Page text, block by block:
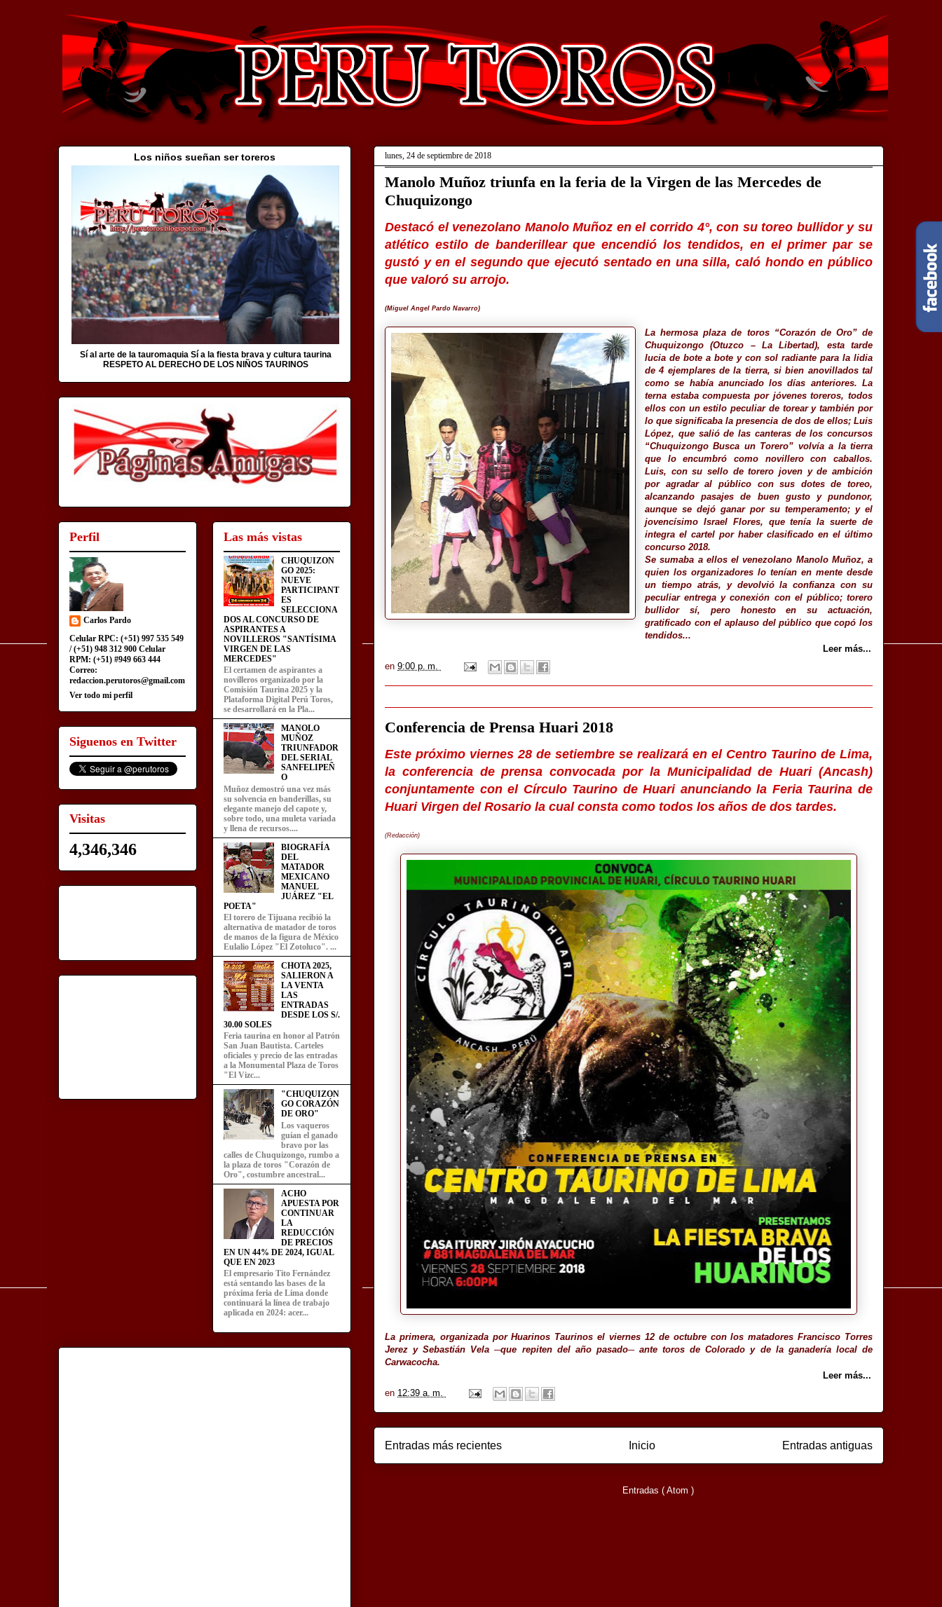
lunes, 24 de septiembre de 2018
Manolo Muñoz triunfa en la feria de la Virgen de las Mercedes de
Chuquizongo
Destacó el venezolano Manolo Muñoz en el corrido 4°, con su toreo bullidor y su
atlético estilo de banderillear que encendió los tendidos, en el primer par se
gustó y en el segundo que ejecutó sentado en una silla, caló hondo en público
que valoró su arrojo.
(Miguel Angel Pardo Navarro)
La hermosa plaza de toros “Corazón de Oro” de
Chuquizongo (Otuzco – La Libertad), esta tarde
lucia de bote a bote y con sol radiante para la lidia
de 4 ejemplares de la tierra, si bien anovillados tal
como se había anunciado los días anteriores. La
terna estaba compuesta por jóvenes toreros, todos
ellos con un estilo peculiar de torear y también por
lo que significaba la presencia de dos de ellos; Luis
López, que salió de las canteras de los concursos
“Chuquizongo Busca un Torero” volvía a la tierra
que lo encumbró como novillero con caballos.
Luis, con su sello de torero joven y de ambición
por agradar al público con sus dotes de toreo,
alcanzando pasajes de buen gusto y pundonor,
aunque se dejó ganar por su temperamento; y el
jovencísimo Israel Flores, que tenía la suerte de
integra el cartel por haber clasificado en el último
concurso 2018.
Se sumaba a ellos el venezolano Manolo Muñoz, a
quien los organizadores lo tenían en mente desde
un tiempo atrás, y devolvió la confianza con su
peculiar entrega y conexión con el público; torero
bullidor sí, pero honesto en su actuación,
gratificado con el aplauso del público que copó los
tendidos...
Leer más...
en 9:00 p. m.
Conferencia de Prensa Huari 2018
Este próximo viernes 28 de setiembre se realizará en el Centro Taurino de Lima,
la conferencia de prensa convocada por la Municipalidad de Huari (Ancash)
conjuntamente con el Círculo Taurino de Huari anunciando la Feria Taurina de
Huari Virgen del Rosario la cual consta como todos los años de dos tardes.
(Redacción)
La primera, organizada por Huarinos Taurinos el viernes 12 de octubre con los matadores Francisco Torres
Jerez y Sebastián Vela ─que repiten del año pasado─ ante toros de Colorado y de la ganadería local de
Carwacocha.
Leer más...
en 12:39 a. m.
Entradas más recientes Entradas antiguas
Inicio
Entradas ( Atom )
Los niños sueñan ser toreros
Sí al arte de la tauromaquia Sí a la fiesta brava y cultura taurina
RESPETO AL DERECHO DE LOS NIÑOS TAURINOS
Perfil
Carlos Pardo
Celular RPC: (+51) 997 535 549
/ (+51) 948 312 900 Celular
RPM: (+51) #949 663 444
Correo:
redaccion.perutoros@gmail.com
Ver todo mi perfil
Siguenos en Twitter
Visitas
4,346,346
Las más vistas
CHUQUIZON
GO 2025:
NUEVE
PARTICIPANT
ES
SELECCIONA
DOS AL CONCURSO DE
ASPIRANTES A
NOVILLEROS "SANTÍSIMA
VIRGEN DE LAS
MERCEDES"
El certamen de aspirantes a
novilleros organizado por la
Comisión Taurina 2025 y la
Plataforma Digital Perú Toros,
se desarrollará en la Pla...
MANOLO
MUÑOZ
TRIUNFADOR
DEL SERIAL
SANFELIPEÑ
O
Muñoz demostró una vez más
su solvencia en banderillas, su
elegante manejo del capote y,
sobre todo, una muleta variada
y llena de recursos....
BIOGRAFÍA
DEL
MATADOR
MEXICANO
MANUEL
JUÁREZ "EL
POETA"
El torero de Tijuana recibió la
alternativa de matador de toros
de manos de la figura de México
Eulalio López "El Zotoluco". ...
CHOTA 2025,
SALIERON A
LA VENTA
LAS
ENTRADAS
DESDE LOS S/.
30.00 SOLES
Feria taurina en honor al Patrón
San Juan Bautista. Carteles
oficiales y precio de las entradas
a la Monumental Plaza de Toros
"El Vizc...
"CHUQUIZON
GO CORAZÓN
DE ORO"
Los vaqueros
guían el ganado
bravo por las
calles de Chuquizongo, rumbo a
la plaza de toros "Corazón de
Oro", costumbre ancestral...
ACHO
APUESTA POR
CONTINUAR
LA
REDUCCIÓN
DE PRECIOS
EN UN 44% DE 2024, IGUAL
QUE EN 2023
El empresario Tito Fernández
está sentando las bases de la
próxima feria de Lima donde
continuará la línea de trabajo
aplicada en 2024: acer...